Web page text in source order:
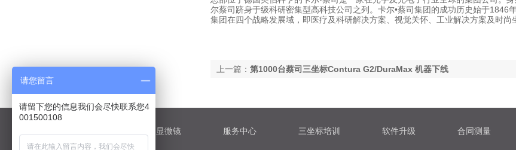
尔蔡司跻身于级科研密集型高科技公司之列。卡尔•蔡司集团的成功历史始于1846
集团在四个战略发展域，即医疗及科研解决方案、视觉关怀、工业解决方案及时尚
上一篇： 第1000台蔡司三坐标Contura G2/DuraMax 机器下线
蔡司显微镜 服务中心 三坐标培训 软件升级 合同测量
请您留言
请留下您的信息我们会尽快联系您4
001500108